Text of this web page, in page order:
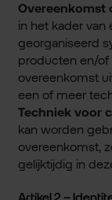
Overeenkomst
in het kader
georganiseerd
producten en/of
overeenkomst
een of meer
Techniek voor
kan worden
overeenkomst,
gelijktijdig in